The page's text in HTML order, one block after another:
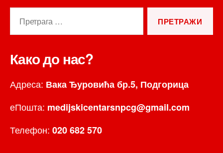
Како до нас?
Адреса: Вака Ђуровића бр.5, Подгорица
еПошта: medijskicentarsnpcg@gmail.com
Телефон: 020 682 570